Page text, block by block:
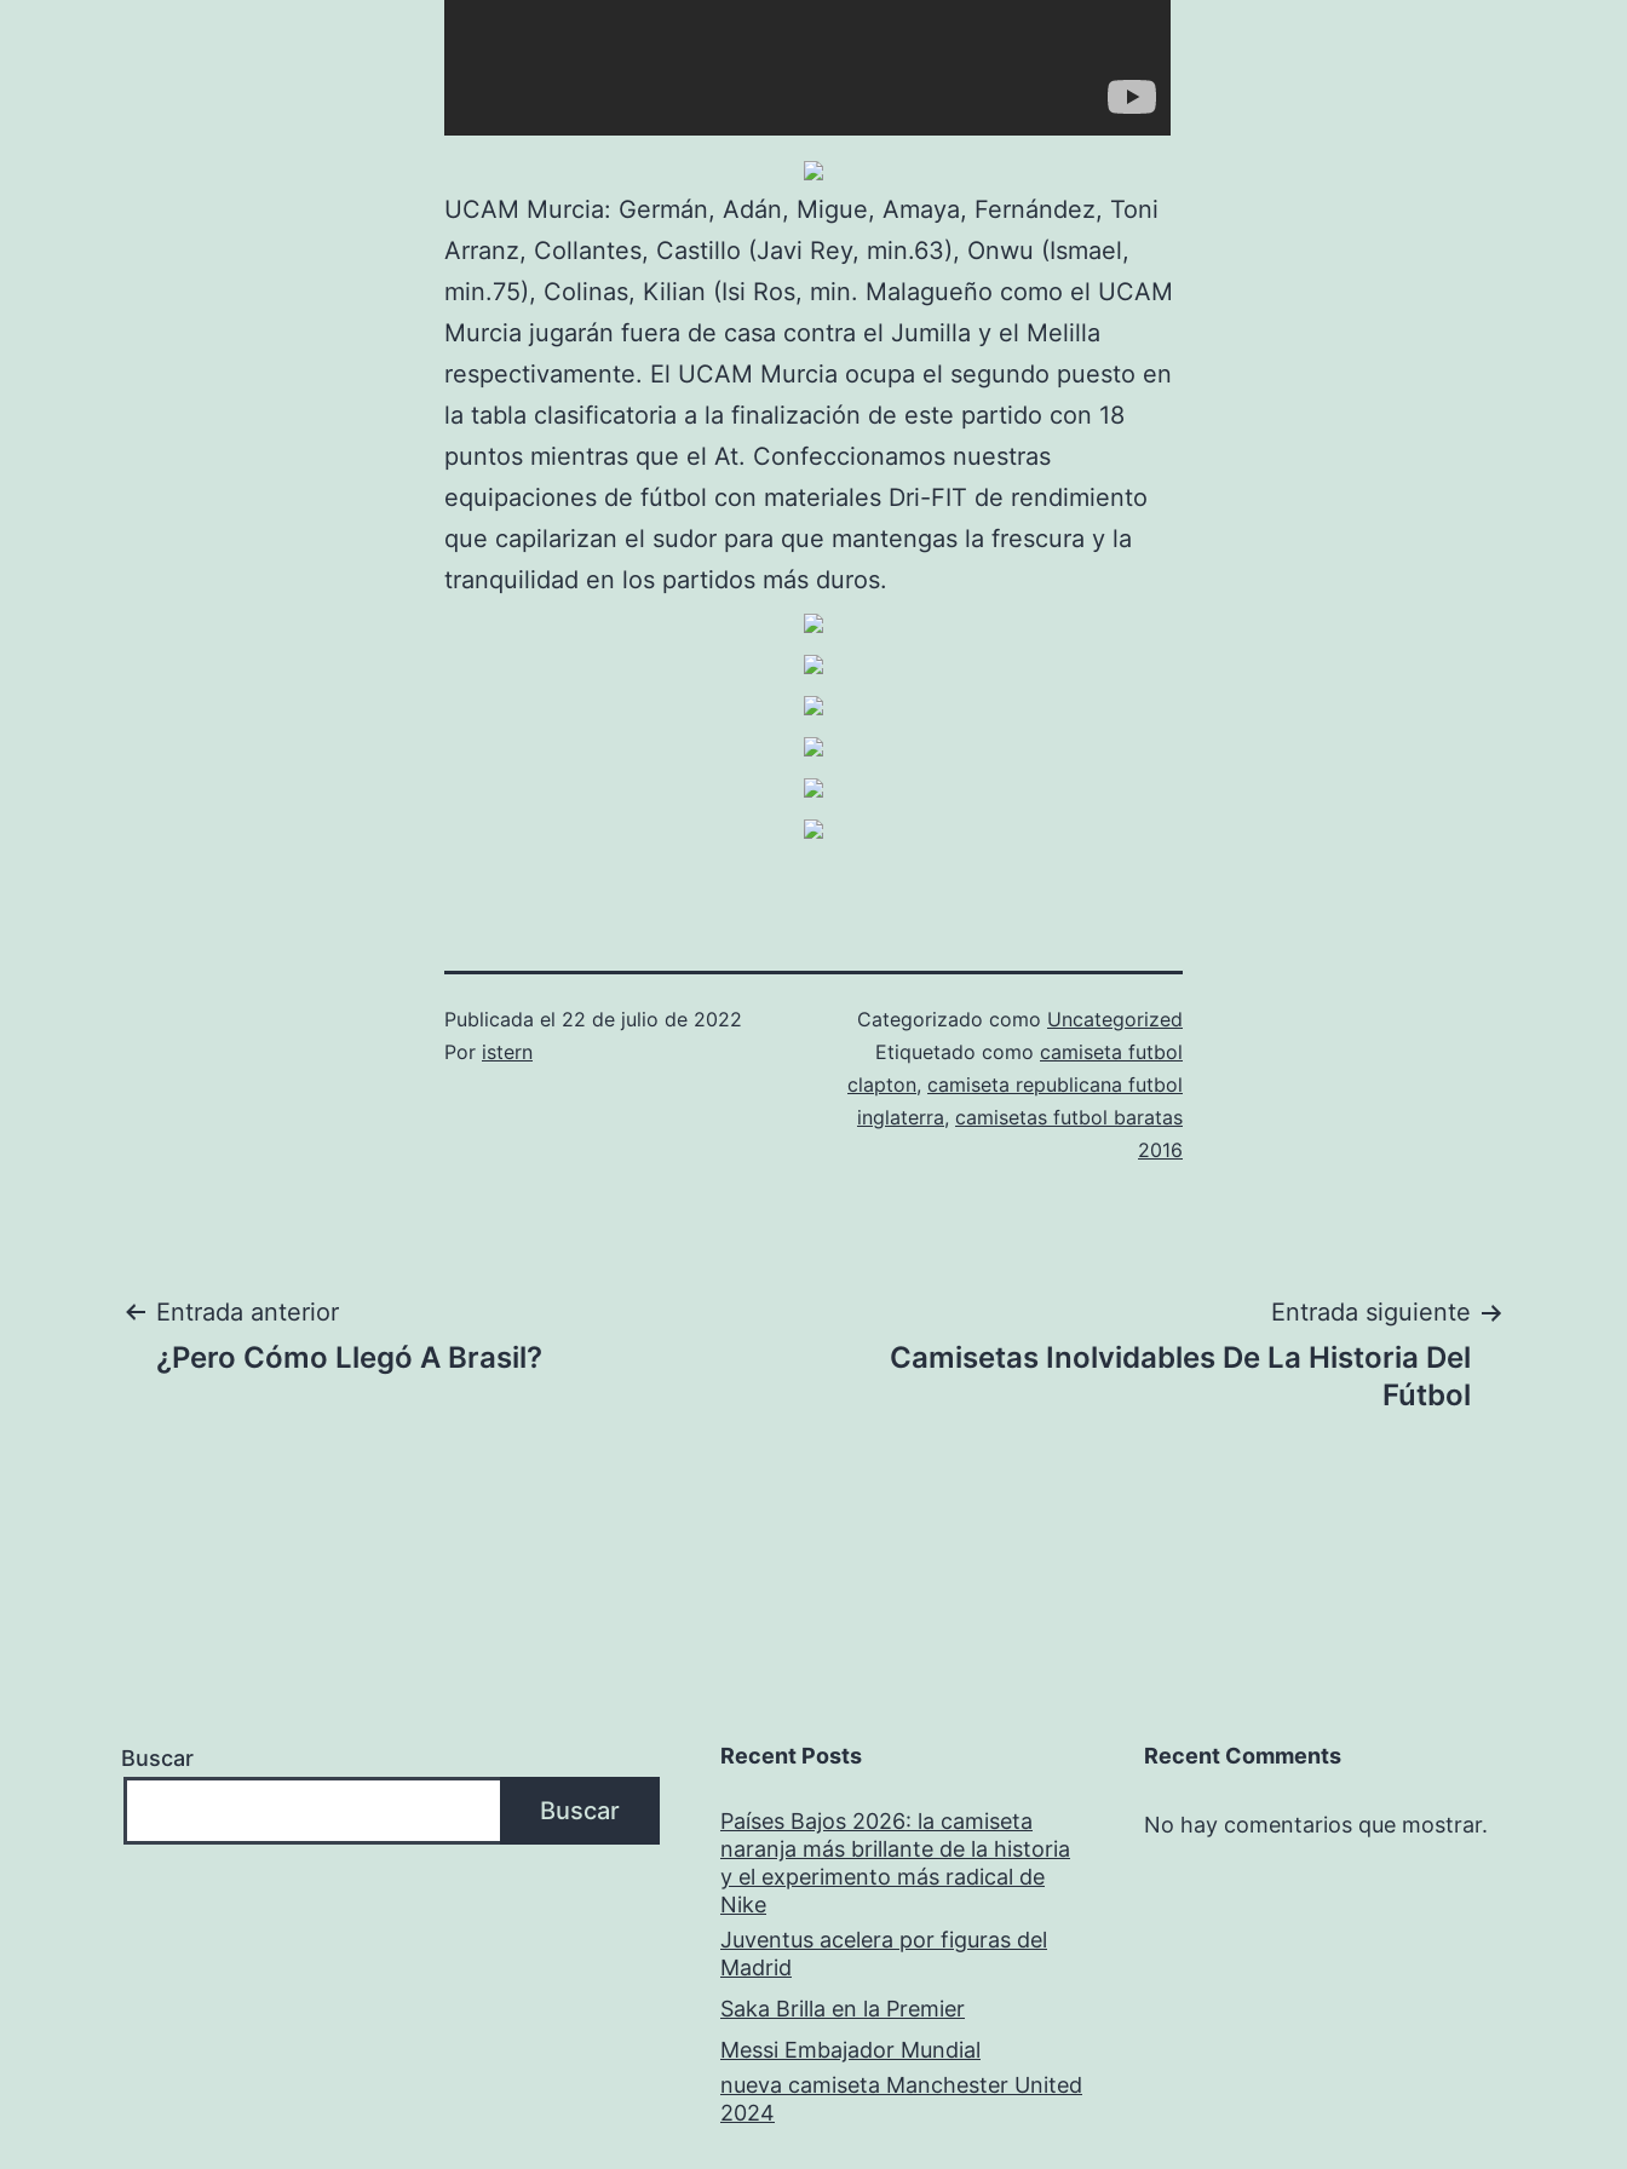
UCAM Murcia: Germán, Adán, Migue, Amaya, Fernández, Toni
Arranz, Collantes, Castillo (Javi Rey, min.63), Onwu (Ismael,
min.75), Colinas, Kilian (Isi Ros, min. Malagueño como el UCAM
Murcia jugarán fuera de casa contra el Jumilla y el Melilla
respectivamente. El UCAM Murcia ocupa el segundo puesto en
la tabla clasificatoria a la finalización de este partido con 18
puntos mientras que el At. Confeccionamos nuestras
equipaciones de fútbol con materiales Dri-FIT de rendimiento
que capilarizan el sudor para que mantengas la frescura y la
tranquilidad en los partidos más duros.
Publicada el 22 de julio de 2022
Por istern
Categorizado como Uncategorized
Etiquetado como camiseta futbol
clapton, camiseta republicana futbol
inglaterra, camisetas futbol baratas
2016
Navegación
Entrada anterior
¿Pero Cómo Llegó A Brasil?
Entrada siguiente
Camisetas Inolvidables De La Historia Del
Fútbol
Buscar
Buscar
Recent Posts
Países Bajos 2026: la camiseta
naranja más brillante de la historia
y el experimento más radical de
Nike
Juventus acelera por figuras del
Madrid
Saka Brilla en la Premier
Messi Embajador Mundial
nueva camiseta Manchester United
2024
Recent Comments
No hay comentarios que mostrar.